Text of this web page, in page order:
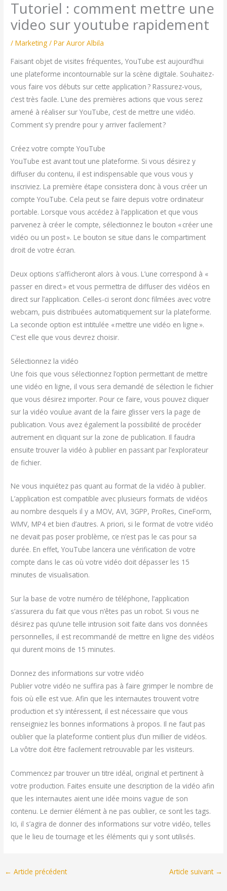
Tutoriel : comment mettre une
video sur youtube rapidement
/Marketing / ParAuror Albila
Faisant objet de visites fréquentes, YouTube est aujourd’hui
une plateforme incontournable sur la scène digitale. Souhaitez-
vous faire vos débuts sur cette application ? Rassurez-vous,
c’est très facile. L’une des premières actions que vous serez
amené à réaliser sur YouTube, c’est de mettre une vidéo.
Comment s’y prendre pour y arriver facilement ?
Créez votre compte YouTube
YouTube est avant tout une plateforme. Si vous désirez y
diffuser du contenu, il est indispensable que vous vous y
inscriviez. La première étape consistera donc à vous créer un
compte YouTube. Cela peut se faire depuis votre ordinateur
portable. Lorsque vous accédez à l’application et que vous
parvenez à créer le compte, sélectionnez le bouton « créer une
vidéo ou un post ». Le bouton se situe dans le compartiment
droit de votre écran.
Deux options s’afficheront alors à vous. L’une correspond à «
passer en direct » et vous permettra de diffuser des vidéos en
direct sur l’application. Celles-ci seront donc filmées avec votre
webcam, puis distribuées automatiquement sur la plateforme.
La seconde option est intitulée « mettre une vidéo en ligne ».
C’est elle que vous devrez choisir.
Sélectionnez la vidéo
Une fois que vous sélectionnez l’option permettant de mettre
une vidéo en ligne, il vous sera demandé de sélection le fichier
que vous désirez importer. Pour ce faire, vous pouvez cliquer
sur la vidéo voulue avant de la faire glisser vers la page de
publication. Vous avez également la possibilité de procéder
autrement en cliquant sur la zone de publication. Il faudra
ensuite trouver la vidéo à publier en passant par l’explorateur
de fichier.
Ne vous inquiétez pas quant au format de la vidéo à publier.
L’application est compatible avec plusieurs formats de vidéos
au nombre desquels il y a MOV, AVI, 3GPP, ProRes, CineForm,
WMV, MP4 et bien d’autres. A priori, si le format de votre vidéo
ne devait pas poser problème, ce n’est pas le cas pour sa
durée. En effet, YouTube lancera une vérification de votre
compte dans le cas où votre vidéo doit dépasser les 15
minutes de visualisation.
Sur la base de votre numéro de téléphone, l’application
s’assurera du fait que vous n’êtes pas un robot. Si vous ne
désirez pas qu’une telle intrusion soit faite dans vos données
personnelles, il est recommandé de mettre en ligne des vidéos
qui durent moins de 15 minutes.
Donnez des informations sur votre vidéo
Publier votre vidéo ne suffira pas à faire grimper le nombre de
fois où elle est vue. Afin que les internautes trouvent votre
production et s’y intéressent, il est nécessaire que vous
renseigniez les bonnes informations à propos. Il ne faut pas
oublier que la plateforme contient plus d’un millier de vidéos.
La vôtre doit être facilement retrouvable par les visiteurs.
Commencez par trouver un titre idéal, original et pertinent à
votre production. Faites ensuite une description de la vidéo afin
que les internautes aient une idée moins vague de son
contenu. Le dernier élément à ne pas oublier, ce sont les tags.
Ici, il s’agira de donner des informations sur votre vidéo, telles
que le lieu de tournage et les éléments qui y sont utilisés.
← Article précédent Article suivant →